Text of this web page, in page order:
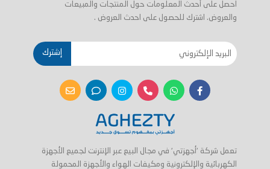
احصل على أحدث المعلومات حول المنتجات والمبيعات
والعروض. اشترك للحصول على احدث العروض .
إشترك
تعمل شركة 'أجهزتي' في مجال البيع عبر الإنترنت لجميع الأجهزة
الكهربائية والإلكترونية ومكيفات الهواء والأجهزة المحمولة